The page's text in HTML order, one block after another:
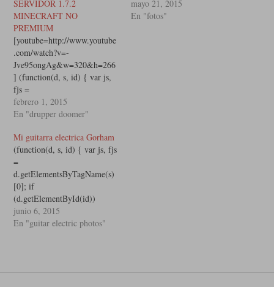
SERVIDOR 1.7.2
MINECRAFT NO
PREMIUM
[youtube=http://www.youtube
.com/watch?v=-
Jve95ongAg&w=320&h=266
] (function(d, s, id) { var js,
fjs =
d.getElementsByTagName(s)
[0]; if
return; js =
d.createElement(s); js.id = id;
js.src =
"//connect.facebook.net/es_L
A/sdk.js#xfbml=1&version=v
2.0";
fjs.parentNode.insertBefore(js
, fjs); }(document, 'script',
febrero 1, 2015
En "drupper doomer"
mayo 21, 2015
En "fotos"
Mi guitarra electrica Gorham
(function(d, s, id) { var js, fjs
=
d.getElementsByTagName(s)
[0]; if
(d.getElementById(id))
return; js =
d.createElement(s); js.id = id;
junio 6, 2015
En "guitar electric photos"